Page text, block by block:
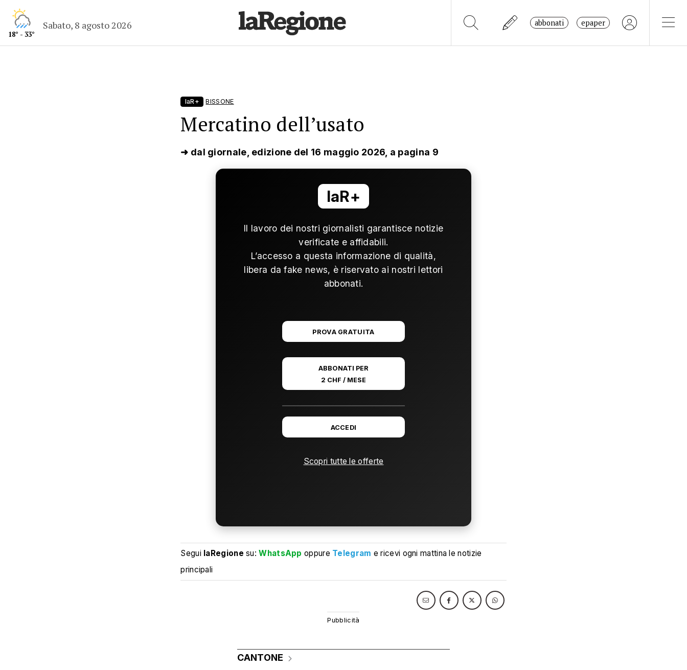
18° - 33°
Sabato, 8 agosto 2026 abbonati epaper
laR+ BISSONE
Mercatino dell’usato
➜ dal giornale, edizione del 16 maggio 2026, a pagina 9
laR+
Il lavoro dei nostri giornalisti garantisce notizie
verificate e affidabili.
L’accesso a questa informazione di qualità,
libera da fake news, è riservato ai nostri lettori
abbonati.
PROVA GRATUITA
ABBONATI PER
2 CHF / MESE
ACCEDI
Scopri tutte le offerte
Segui laRegione su:WhatsApp oppure Telegram e ricevi ogni mattina le notizie
principali
CANTONE